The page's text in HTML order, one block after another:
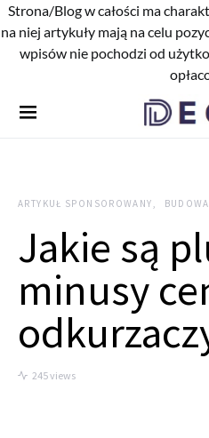
Strona/Blog w całości ma
na niej artykuły mają na celu
wpisów nie pochodzi od
ARTYKUŁ SPONSOROWANY
Jakie są
minusy
245 views